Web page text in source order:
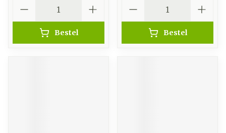
Bestel Bestel